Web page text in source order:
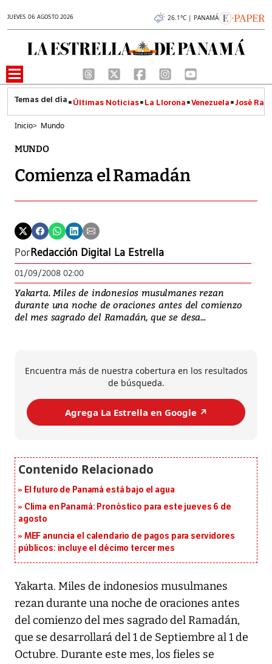
JUEVES 06 AGOSTO 2026 26.1°C | PANAMÁ
Últimas Noticias La Llorona Venezuela José
Inicio> Mundo
MUNDO
Comienza el Ramadán
PorRedacción Digital La Estrella
01/09/2008 02:00
Yakarta. Miles de indonesios musulmanes rezan
durante una noche de oraciones antes del comienzo
del mes sagrado del Ramadán, que se desa...
Encuentra más de nuestra cobertura en los resultados
de búsqueda.
Agrega La Estrella en Google ↗️
El futuro de Panamá está bajo el agua
Clima en Panamá: Pronóstico para este jueves 6 de
agosto
MEF anuncia el calendario de pagos para servidores
públicos: incluye el décimo tercer mes
Yakarta. Miles de indonesios musulmanes
rezan durante una noche de oraciones antes
del comienzo del mes sagrado del Ramadán,
que se desarrollará del 1 de Septiembre al 1 de
Octubre. Durante este mes, los fieles se